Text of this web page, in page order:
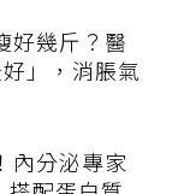
好幾斤？醫
」，消脹氣
內分泌專家